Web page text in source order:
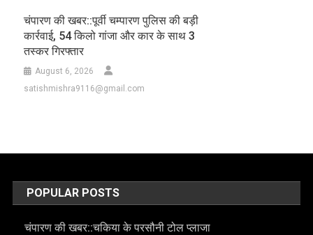
चंपारण की खबर::पूर्वी चम्पारण पुलिस की बड़ी
कार्रवाई, 54 किलो गांजा और कार के साथ 3
तस्कर गिरफ्तार
August 6, 2026
satishmishra9116@gmail.com
POPULAR POSTS
चंपारण की खबर::चकिया के परसौनी टोल प्लाजा